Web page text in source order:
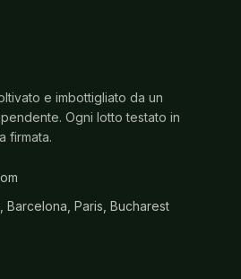
e imbottigliato da un
Ogni lotto testato in
firmata.
Barcelona, Paris, Bucharest